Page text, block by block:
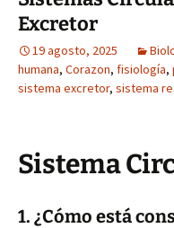
Excretor
19 agosto, 2025
humana, Corazon, fisiología,
sistema excretor, sistema
Sistema
1. ¿Cómo está